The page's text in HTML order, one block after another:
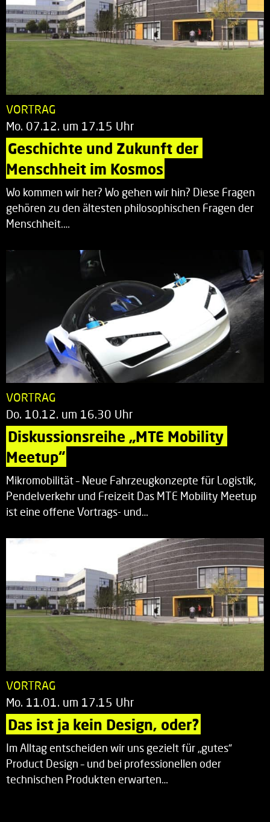
VORTRAG
Mo. 07.12. um 17.15 Uhr
Geschichte und Zukunft der
Menschheit im Kosmos
Wo kommen wir her? Wo gehen wir hin? Diese Fragen
gehören zu den ältesten philosophischen Fragen der
Menschheit.…
VORTRAG
Do. 10.12. um 16.30 Uhr
Diskussionsreihe „MTE Mobility
Meetup“
Mikromobilität – Neue Fahrzeugkonzepte für Logistik,
Pendelverkehr und Freizeit Das MTE Mobility Meetup
ist eine offene Vortrags- und…
VORTRAG
Mo. 11.01. um 17.15 Uhr
Das ist ja kein Design, oder?
Im Alltag entscheiden wir uns gezielt für „gutes“
Product Design – und bei professionellen oder
technischen Produkten erwarten…